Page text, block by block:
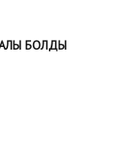
БОЛДЫ